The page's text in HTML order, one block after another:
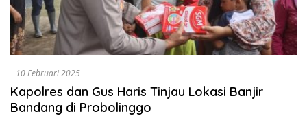
10 Februari 2025
Kapolres dan Gus Haris Tinjau Lokasi Banjir
Bandang di Probolinggo